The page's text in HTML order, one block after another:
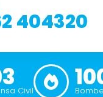
404320
Civil